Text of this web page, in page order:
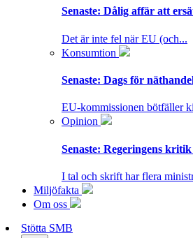
Senaste: Dålig affär att
Det är inte fel när EU (och...
Konsumtion
Senaste: Dags för
EU-kommissionen bötfäller
Opinion
Senaste: Regeringens
I tal och skrift har flera
Miljöfakta
Om oss
Stötta SMB